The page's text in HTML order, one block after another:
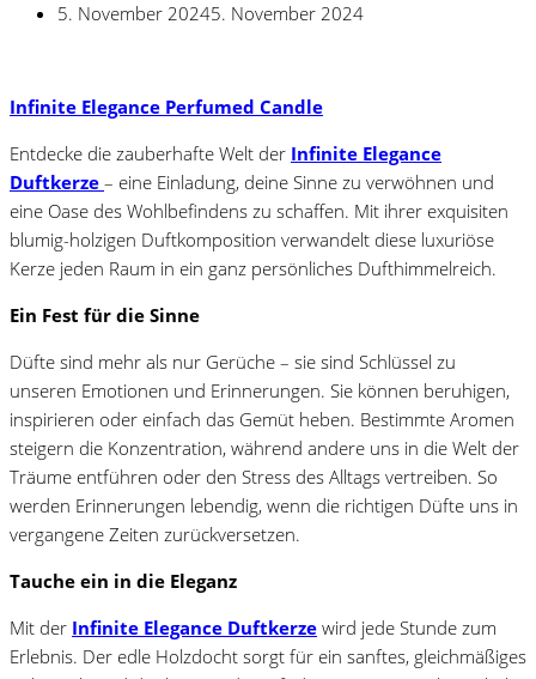
5. November 20245. November 2024
Infinite Elegance Perfumed Candle
Entdecke die zauberhafte Welt der Infinite Elegance
Duftkerze – eine Einladung, deine Sinne zu verwöhnen und
eine Oase des Wohlbefindens zu schaffen. Mit ihrer exquisiten
blumig-holzigen Duftkomposition verwandelt diese luxuriöse
Kerze jeden Raum in ein ganz persönliches Dufthimmelreich.
Ein Fest für die Sinne
Düfte sind mehr als nur Gerüche – sie sind Schlüssel zu
unseren Emotionen und Erinnerungen. Sie können beruhigen,
inspirieren oder einfach das Gemüt heben. Bestimmte Aromen
steigern die Konzentration, während andere uns in die Welt der
Träume entführen oder den Stress des Alltags vertreiben. So
werden Erinnerungen lebendig, wenn die richtigen Düfte uns in
vergangene Zeiten zurückversetzen.
Tauche ein in die Eleganz
Mit der Infinite Elegance Duftkerze wird jede Stunde zum
Erlebnis. Der edle Holzdocht sorgt für ein sanftes, gleichmäßiges